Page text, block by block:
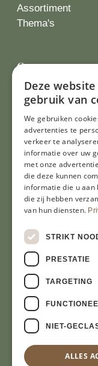
Assortiment
Thema's
Over ons
Wie zijn wij?
Recepten
Recensies
Onze klanten
sterren
Schrijf je in
E-
mailadres
Al
© Copyright
Deze
gebruik van
We gebruiken
advertenties te
verkeer te
informatie over uw
met onze
die deze kunnen
informatie die u
die zij hebben
van hun diensten.
STRIKT
PRESTATIE
TARGETING
NIET-
ALLES